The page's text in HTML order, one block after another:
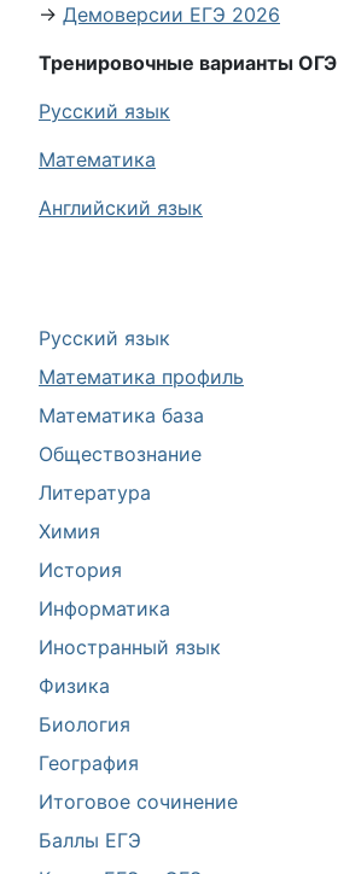
Русский язык
Математика профиль
Математика база
Обществознание
Литература
Химия
История
Информатика
Иностранный язык
Физика
Биология
География
Итоговое сочинение
Баллы ЕГЭ
→ Демоверсии ЕГЭ 2026
Тренировочные варианты ОГЭ
Русский язык
Математика
Английский язык